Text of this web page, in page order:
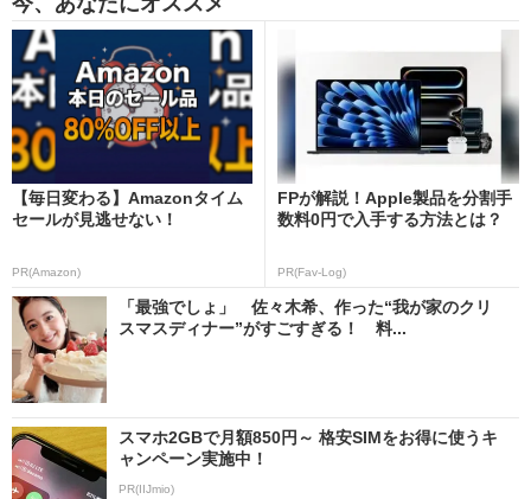
【毎日変わる】Amazonタイム
セールが見逃せない！
PR(Amazon)
FPが解説！Apple製品を分割手
数料0円で入手する方法とは？
PR(Fav-Log)
「最強でしょ」 佐々木希、作った“我が家のクリ
スマスディナー”がすごすぎる！ 料...
スマホ2GBで月額850円～ 格安SIMをお得に使うキ
ャンペーン実施中！
PR(IIJmio)